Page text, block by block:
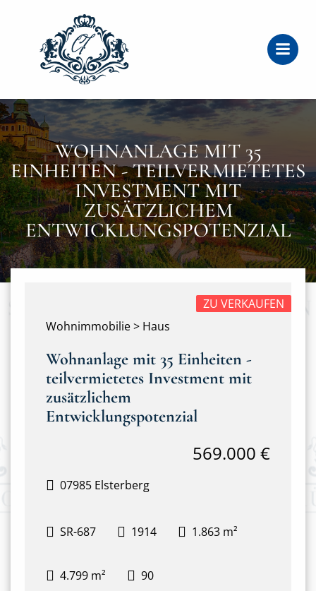
WOHNANLAGE MIT 35
EINHEITEN - TEILVERMIETETES
INVESTMENT MIT
ZUSÄTZLICHEM
ENTWICKLUNGSPOTENZIAL
Wohnimmobilie > Haus
ZU VERKAUFEN
Wohnanlage mit 35 Einheiten -
teilvermietetes Investment mit
zusätzlichem
Entwicklungspotenzial
07985 Elsterberg
569.000 €
SR-687 1914 1.863 m²
4.799 m² 90